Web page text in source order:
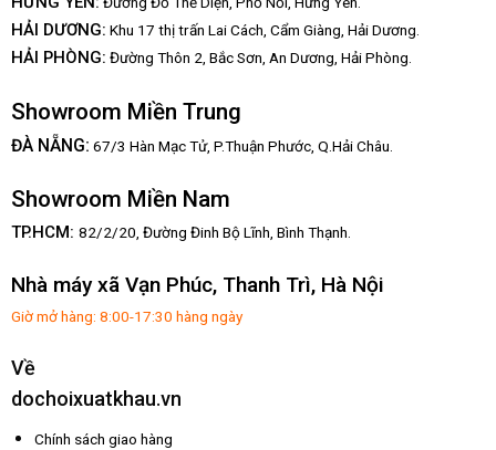
HẢI DƯƠNG: Khu 17 thị trấn Lai Cách, Cẩm Giàng, Hải Dương.
HẢI PHÒNG: Đường Thôn 2, Bắc Sơn, An Dương, Hải Phòng.
Showroom Miền Trung
ĐÀ NẴNG: 67/3 Hàn Mạc Tử, P.Thuận Phước, Q.Hải Châu.
Showroom Miền Nam
TP.HCM: 82/2/20, Đường Đinh Bộ Lĩnh, Bình Thạnh.
Nhà máy xã Vạn Phúc, Thanh Trì, Hà Nội
Giờ mở hàng: 8:00-17:30 hàng ngày
Về
dochoixuatkhau.vn
Chính sách giao hàng